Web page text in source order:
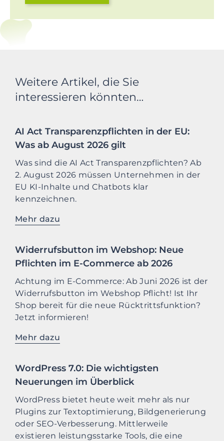
Weitere Artikel, die Sie
interessieren könnten…
AI Act Transparenzpflichten in der EU:
Was ab August 2026 gilt
Was sind die AI Act Transparenzpflichten? Ab
2. August 2026 müssen Unternehmen in der
EU KI-Inhalte und Chatbots klar
kennzeichnen.
Mehr dazu
Widerrufsbutton im Webshop: Neue
Pflichten im E-Commerce ab 2026
Achtung im E-Commerce: Ab Juni 2026 ist der
Widerrufsbutton im Webshop Pflicht! Ist Ihr
Shop bereit für die neue Rücktrittsfunktion?
Jetzt informieren!
Mehr dazu
WordPress 7.0: Die wichtigsten
Neuerungen im Überblick
WordPress bietet heute weit mehr als nur
Plugins zur Textoptimierung, Bildgenerierung
oder SEO-Verbesserung. Mittlerweile
existieren leistungsstarke Tools, die eine